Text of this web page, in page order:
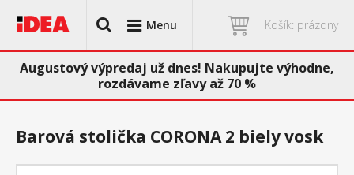
Menu Košík: prázdny
Augustový výpredaj už dnes! Nakupujte výhodne,
rozdávame zľavy až 70 %
Barová stolička CORONA 2 biely vosk